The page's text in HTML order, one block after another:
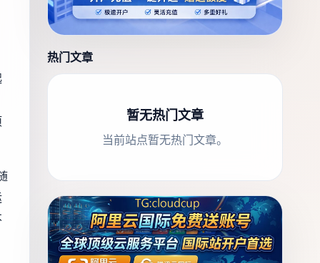
热门文章
暂无热门文章
当前站点暂无热门文章。